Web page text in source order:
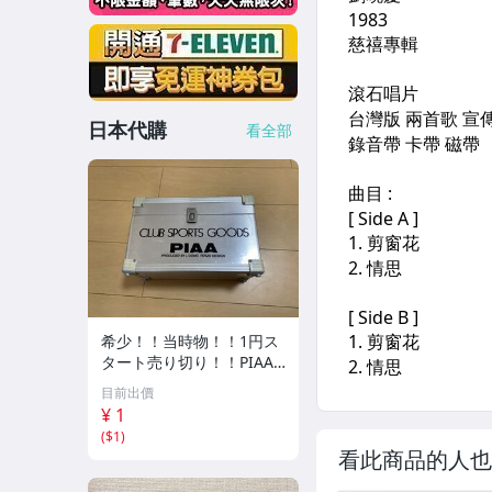
看此商品的人
日本代購 看全部
希少！！当時物！！1円ス
タート売り切り！！PIAA
CLUB SPORTS GOODS ア
ルミケース 収納
目前出價
¥ 1
($1)